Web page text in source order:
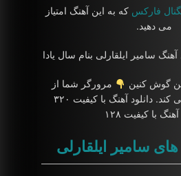
فارکس که به این آهنگ امتیاز
می دهید.
سامیر ایلقارلی بنام سال یادا
گوش کنین
مرورگر شما از
Player ساپورت نمی کند. دانلود آهنگ با کیفیت ۳۲۰
با کیفیت ۱۲۸
سامیر ایلقارلی